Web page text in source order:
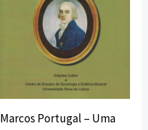
Marcos Portugal – Uma